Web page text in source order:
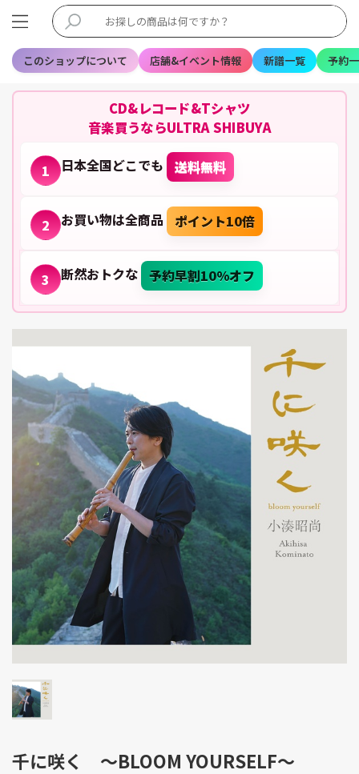
このショップについて 店舗&イベント情報 新譜一覧 予約
CD&レコード&Tシャツ
音楽買うならULTRA SHIBUYA
1 日本全国どこでも 送料無料
2 お買い物は全商品 ポイント10倍
3 断然おトクな 予約早割10%オフ
千に咲く ～BLOOM YOURSELF～